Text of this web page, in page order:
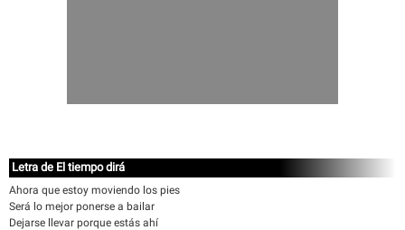
Letra de El tiempo dirá
Ahora que estoy moviendo los pies
Será lo mejor ponerse a bailar
Dejarse llevar porque estás ahí